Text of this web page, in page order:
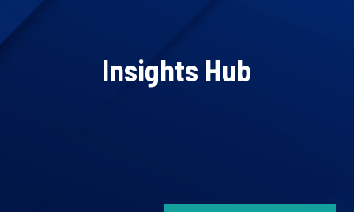
Insights Hub